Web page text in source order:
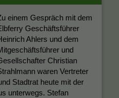
einem Gespräch mit dem
Geschäftsführer
Ahlers und dem
und
Christian
waren Vertreter
Stadtrat heute mit der
unterwegs. Stefan